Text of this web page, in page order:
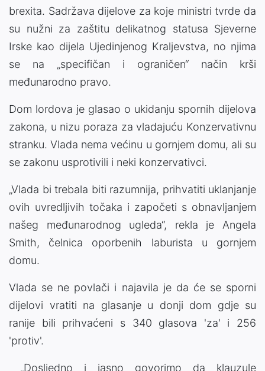
brexita. Sadržava dijelove za koje ministri tvrde da
su nužni za zaštitu delikatnog statusa Sjeverne
Irske kao dijela Ujedinjenog Kraljevstva, no njima
se na „specifičan i ograničen“ način krši
međunarodno pravo.
Dom lordova je glasao o ukidanju spornih dijelova
zakona, u nizu poraza za vladajuću Konzervativnu
stranku. Vlada nema većinu u gornjem domu, ali su
se zakonu usprotivili i neki konzervativci.
„Vlada bi trebala biti razumnija, prihvatiti uklanjanje
ovih uvredljivih točaka i započeti s obnavljanjem
našeg međunarodnog ugleda“, rekla je Angela
Smith, čelnica oporbenih laburista u gornjem
domu.
Vlada se ne povlači i najavila je da će se sporni
dijelovi vratiti na glasanje u donji dom gdje su
ranije bili prihvaćeni s 340 glasova 'za' i 256
'protiv'.
„Dosljedno i jasno govorimo da klauzule